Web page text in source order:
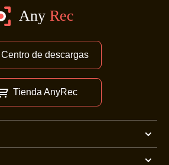
Centro de descargas
Tienda AnyRec